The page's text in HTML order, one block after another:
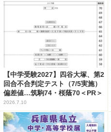
【中学受験2027】四谷大塚、第2
回合不合判定テスト（7/5実施）
偏差値…筑駒74・桜蔭70＜PR＞
2026.7.10